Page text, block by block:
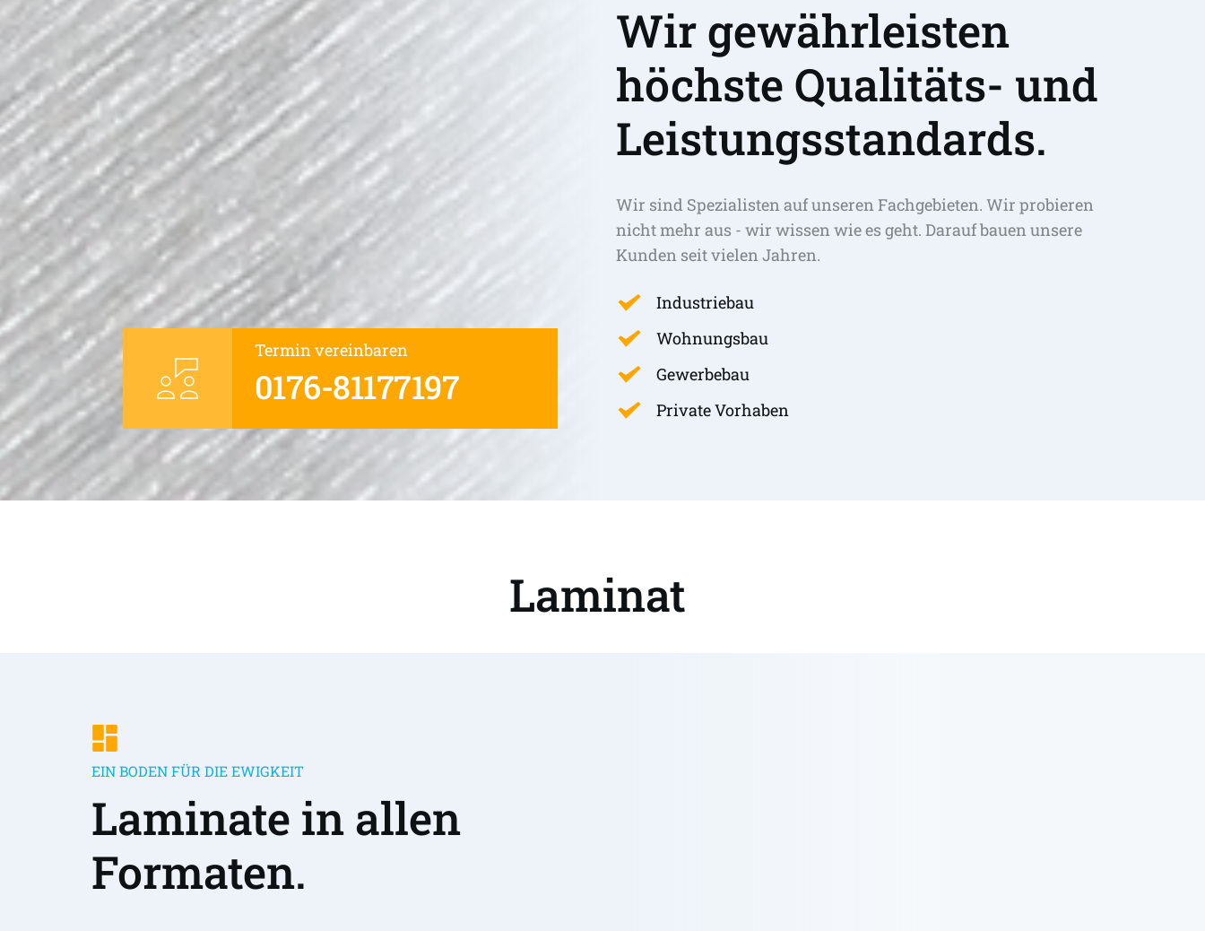
Termin vereinbaren
0176-81177197
Wir gewährleisten
höchste Qualitäts- und
Leistungsstandards.
Wir sind Spezialisten auf unseren Fachgebieten. Wir probieren
nicht mehr aus - wir wissen wie es geht. Darauf bauen unsere
Kunden seit vielen Jahren.
Industriebau
Wohnungsbau
Gewerbebau
Private Vorhaben
Laminat
EIN BODEN FÜR DIE EWIGKEIT
Laminate in allen
Formaten.